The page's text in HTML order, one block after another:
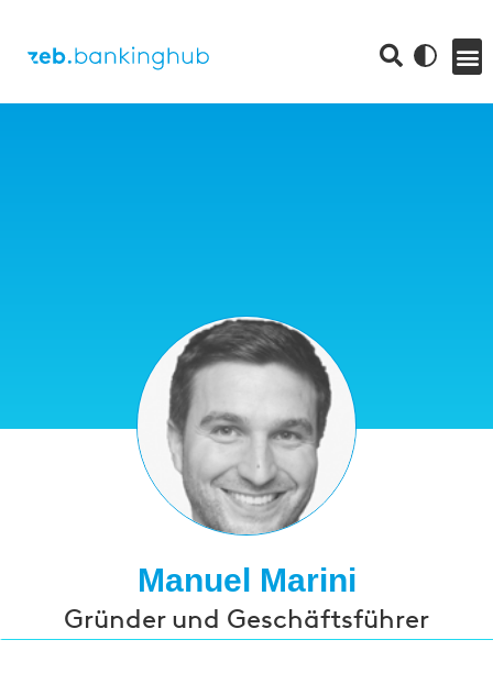
Manuel Marini
Gründer und Geschäftsführer